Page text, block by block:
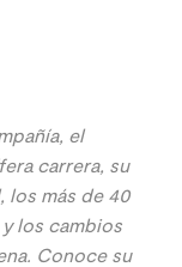
el
carrera, su
los más de 40
los cambios
Conoce su